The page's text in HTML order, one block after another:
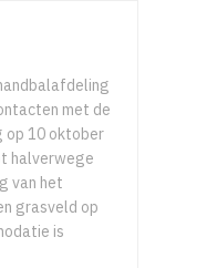
met de
op 10 oktober
halverwege
van het
grasveld op
is